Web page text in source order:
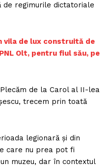
de regimurile dictatoriale
vila de lux construită de
Olt, pentru fiul său, pe
de la Carol al II-lea
trecem prin toată
legionară și din
care nu prea pot fi
muzeu, dar în contextul